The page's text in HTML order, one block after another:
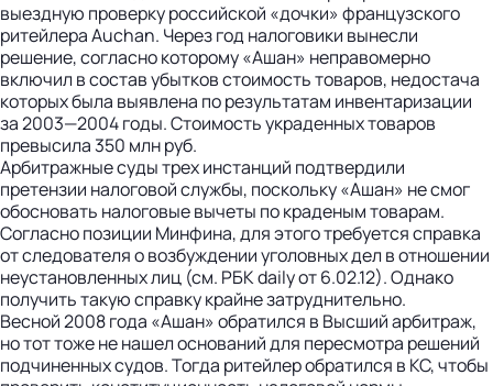
выездную проверку российской «дочки» французского
ритейлера Auchan. Через год налоговики вынесли
решение, согласно которому «Ашан» неправомерно
включил в состав убытков стоимость товаров, недостача
которых была выявлена по результатам инвентаризации
за 2003—2004 годы. Стоимость украденных товаров
превысила 350 млн руб.
Арбитражные суды трех инстанций подтвердили
претензии налоговой службы, по­скольку «Ашан» не смог
обосновать налоговые вычеты по краденым товарам.
Согласно позиции Минфина, для этого требуется справка
от следователя о возбуждении уголовных дел в отношении
неустановленных лиц (см. РБК daily от 6.02.12). Однако
получить такую справку крайне затруднительно.
Весной 2008 года «Ашан» обратился в Высший арбитраж,
но тот тоже не нашел оснований для пересмотра решений
подчиненных судов. Тогда ритейлер обратился в КС, чтобы